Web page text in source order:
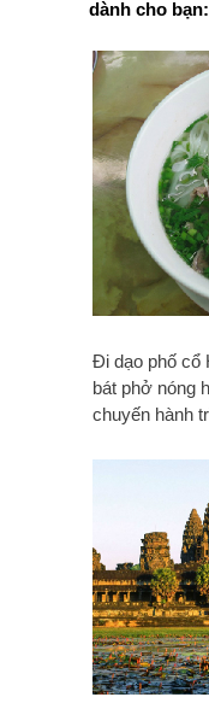
dành cho bạn:
Đi dạo phố cổ
bát phở nóng
chuyến hành